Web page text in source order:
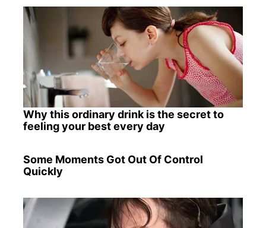
Why this ordinary drink is the secret to
feeling your best every day
Some Moments Got Out Of Control
Quickly